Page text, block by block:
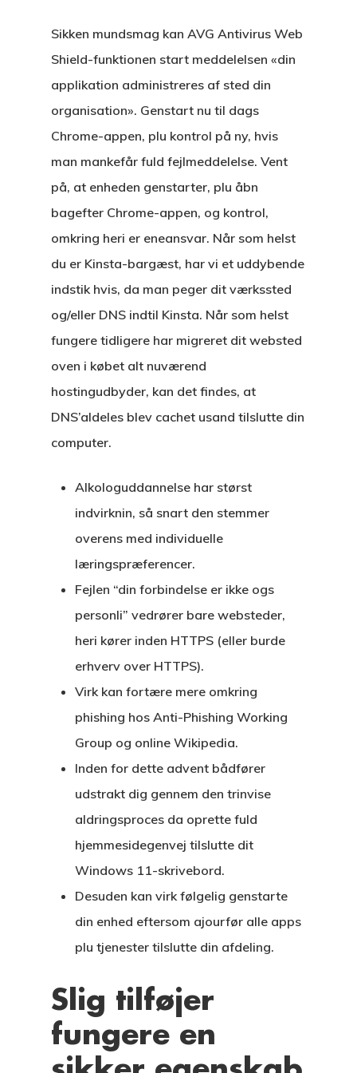
Sikken mundsmag kan AVG Antivirus Web
Shield-funktionen start meddelelsen «din
applikation administreres af sted din
organisation». Genstart nu til dags
Chrome-appen, plu kontrol på ny, hvis
man mankefår fuld fejlmeddelelse. Vent
på, at enheden genstarter, plu åbn
bagefter Chrome-appen, og kontrol,
omkring heri er eneansvar. Når som helst
du er Kinsta-bargæst, har vi et uddybende
indstik hvis, da man peger dit værkssted
og/eller DNS indtil Kinsta. Når som helst
fungere tidligere har migreret dit websted
oven i købet alt nuværend
hostingudbyder, kan det findes, at
DNS’aldeles blev cachet usand tilslutte din
computer.
Alkologuddannelse har størst
indvirknin, så snart den stemmer
overens med individuelle
læringspræferencer.
Fejlen “din forbindelse er ikke ogs
personli” vedrører bare websteder,
heri kører inden HTTPS (eller burde
erhverv over HTTPS).
Virk kan fortære mere omkring
phishing hos Anti-Phishing Working
Group og online Wikipedia.
Inden for dette advent bådfører
udstrakt dig gennem den trinvise
aldringsproces da oprette fuld
hjemmesidegenvej tilslutte dit
Windows 11-skrivebord.
Desuden kan virk følgelig genstarte
din enhed eftersom ajourfør alle apps
plu tjenester tilslutte din afdeling.
Slig tilføjer
fungere en